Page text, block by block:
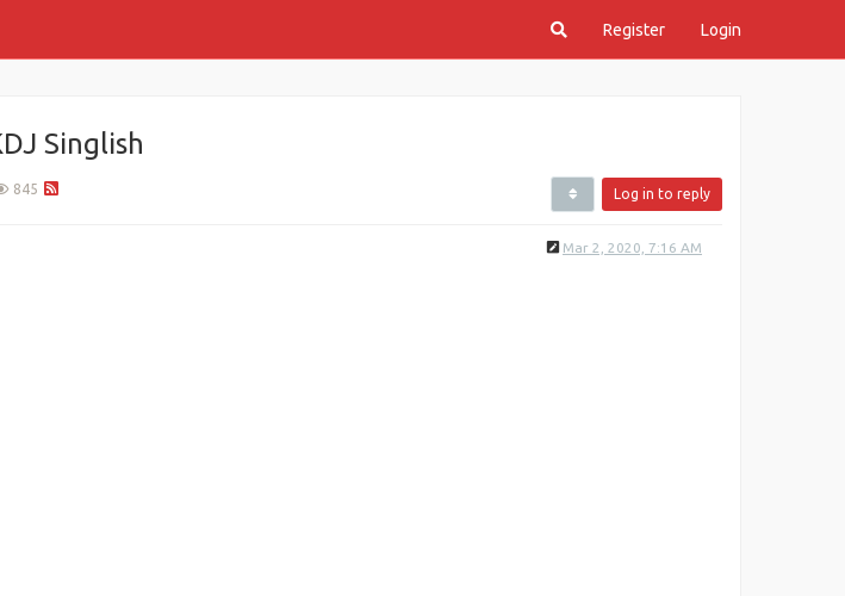
Register Login
Singlish
845 Log in to reply
Mar 2, 2020, 7:16 AM